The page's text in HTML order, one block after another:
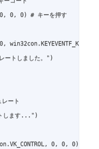
0, 0) # キーを押す
ートしました。")
ート
します...")
0, 0, 0)